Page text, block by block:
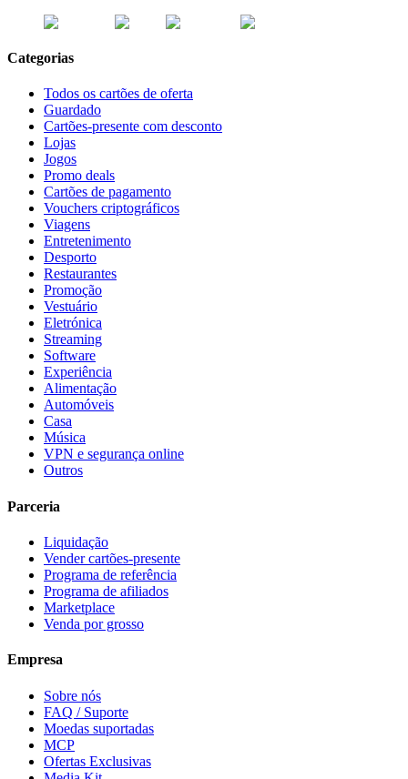
Categorias
Todos os cartões de oferta
Guardado
Cartões-presente com desconto
Lojas
Jogos
Promo deals
Cartões de pagamento
Vouchers criptográficos
Viagens
Entretenimento
Desporto
Restaurantes
Promoção
Vestuário
Eletrónica
Streaming
Software
Experiência
Alimentação
Automóveis
Casa
Música
VPN e segurança online
Outros
Parceria
Liquidação
Vender cartões-presente
Programa de referência
Programa de afiliados
Marketplace
Venda por grosso
Empresa
Sobre nós
FAQ / Suporte
Moedas suportadas
MCP
Ofertas Exclusivas